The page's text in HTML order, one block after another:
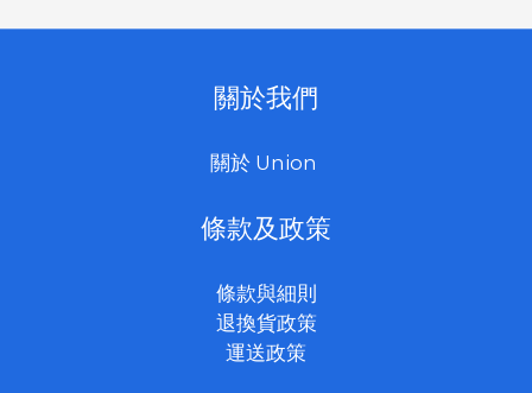
關於我們
關於 Union
條款及政策
條款與細則
退換貨政策
運送政策